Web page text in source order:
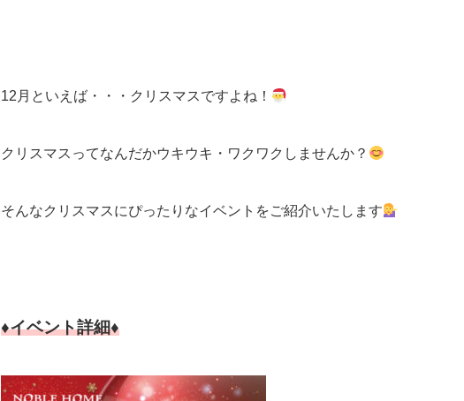
12月といえば・・・クリスマスですよね！
クリスマスってなんだかウキウキ・ワクワクしませんか？
そんなクリスマスにぴったりなイベントをご紹介いたします
♦イベント詳細♦